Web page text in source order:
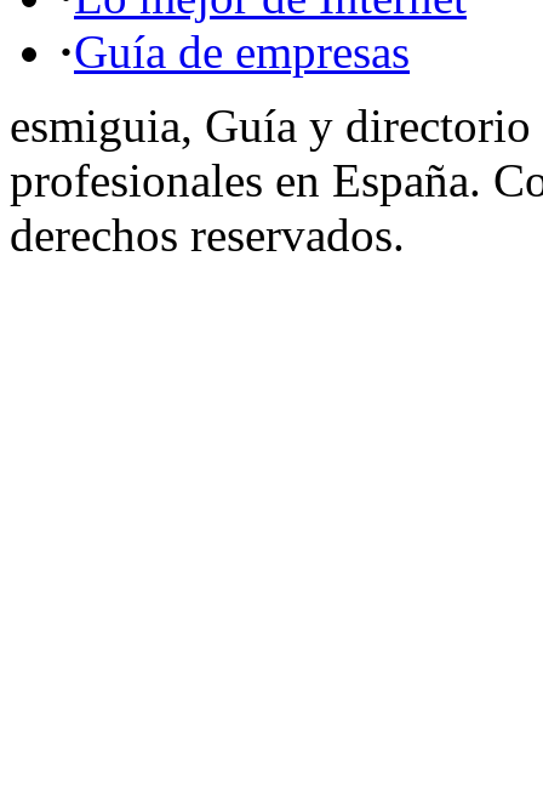
·Guía de empresas
esmiguia, Guía y directorio
profesionales en España.
derechos reservados.